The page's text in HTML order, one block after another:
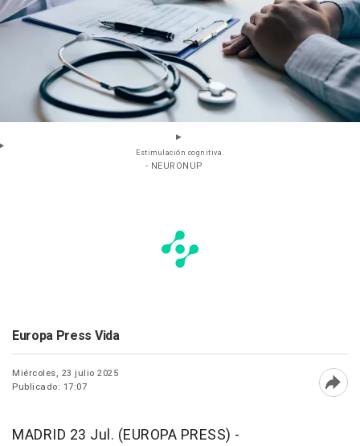
Estimulación cognitiva.
- NEURONUP
Europa Press Vida
Miércoles, 23 julio 2025
Publicado: 17:07
MADRID 23 Jul. (EUROPA PRESS) -